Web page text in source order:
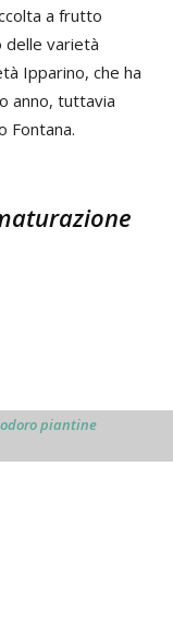
a frutto
delle varietà
Ipparino, che ha
anno, tuttavia
Fontana.